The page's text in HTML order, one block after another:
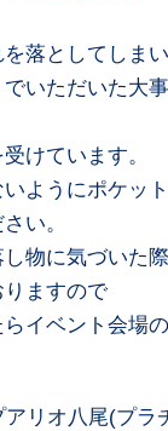
落としてしまい
いただいた大
けています。
ようにポケッ
い。
物に気づいた
ますので
イベント会場
リオ八尾(プラ